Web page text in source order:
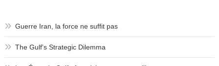
Guerre Iran, la force ne suffit pas
The Gulf’s Strategic Dilemma